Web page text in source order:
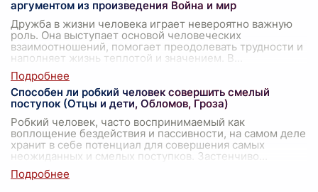
аргументом из произведения Война и мир
Дружба в жизни человека играет невероятно важную
роль. Она выступает основой человеческих
взаимоотношений, помогает преодолевать трудности и
наполняет жизнь теплотой и значением. В
Способен ли робкий человек совершить смелый
поступок (Отцы и дети, Обломов, Гроза)
Робкий человек, часто воспринимаемый как
воплощение бездействия и пассивности, на самом деле
хранит в себе потенциал для совершения самых
неожиданных и смелых поступков. Застенчиво